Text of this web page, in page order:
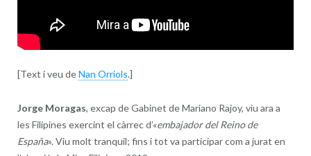
[Text i veu deNan Orriols.]
Jorge Moragas, excap de Gabinet de Mariano Rajoy, viu ara a
les Filipines exercint el càrrec d’«embajador del Reino de
España». Viu molt tranquil; fins i tot va participar com a jurat en